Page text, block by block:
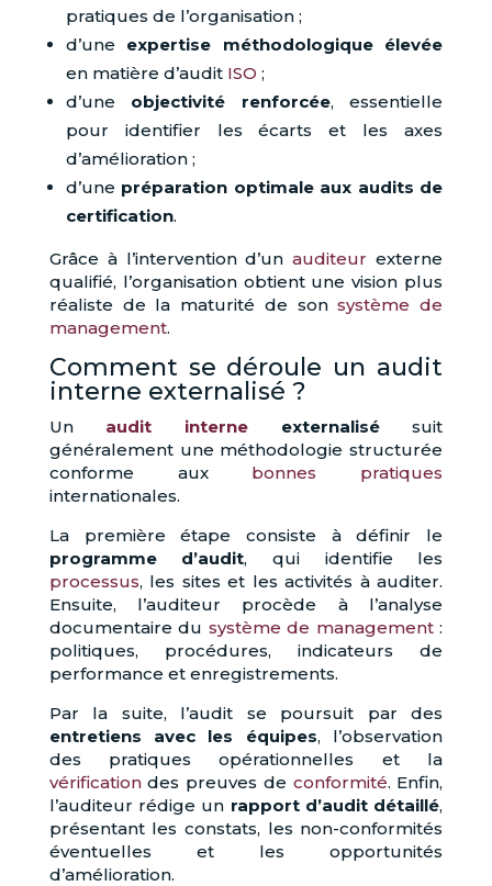
pratiques de l’organisation ;
d’une expertise méthodologique élevée
en matière d’audit ISO ;
d’une objectivité renforcée, essentielle
pour identifier les écarts et les axes
d’amélioration ;
d’une préparation optimale aux audits de
certification.
Grâce à l’intervention d’unauditeur externe
qualifié, l’organisation obtient une vision plus
réaliste de la maturité de sonsystème de
management.
Comment se déroule un audit
interne externalisé ?
Un audit interne externalisésuit
généralement une méthodologie structurée
conforme aux bonnes pratiques
internationales.
La première étape consiste à définir le
programme d’audit, qui identifie les
processus, les sites et les activités à auditer.
Ensuite, l’auditeur procède à l’analyse
documentaire du système de management:
politiques, procédures, indicateurs de
performance et enregistrements.
Par la suite, l’audit se poursuit par des
entretiens avec les équipes, l’observation
des pratiques opérationnelles et la
vérificationdes preuves de conformité. Enfin,
l’auditeur rédige un rapport d’audit détaillé,
présentant les constats, les non-conformités
éventuelles et les opportunités
d’amélioration.